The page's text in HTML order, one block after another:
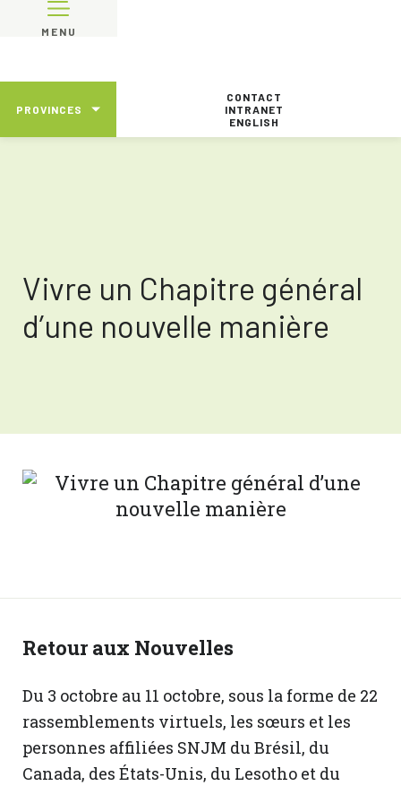
MENU
PROVINCES
CONTACT
INTRANET
ENGLISH
Vivre un Chapitre général
d’une nouvelle manière
Retour aux Nouvelles
Du 3 octobre au 11 octobre, sous la forme de 22
rassemblements virtuels, les sœurs et les
personnes affiliées SNJM du Brésil, du
Canada, des États-Unis, du Lesotho et du